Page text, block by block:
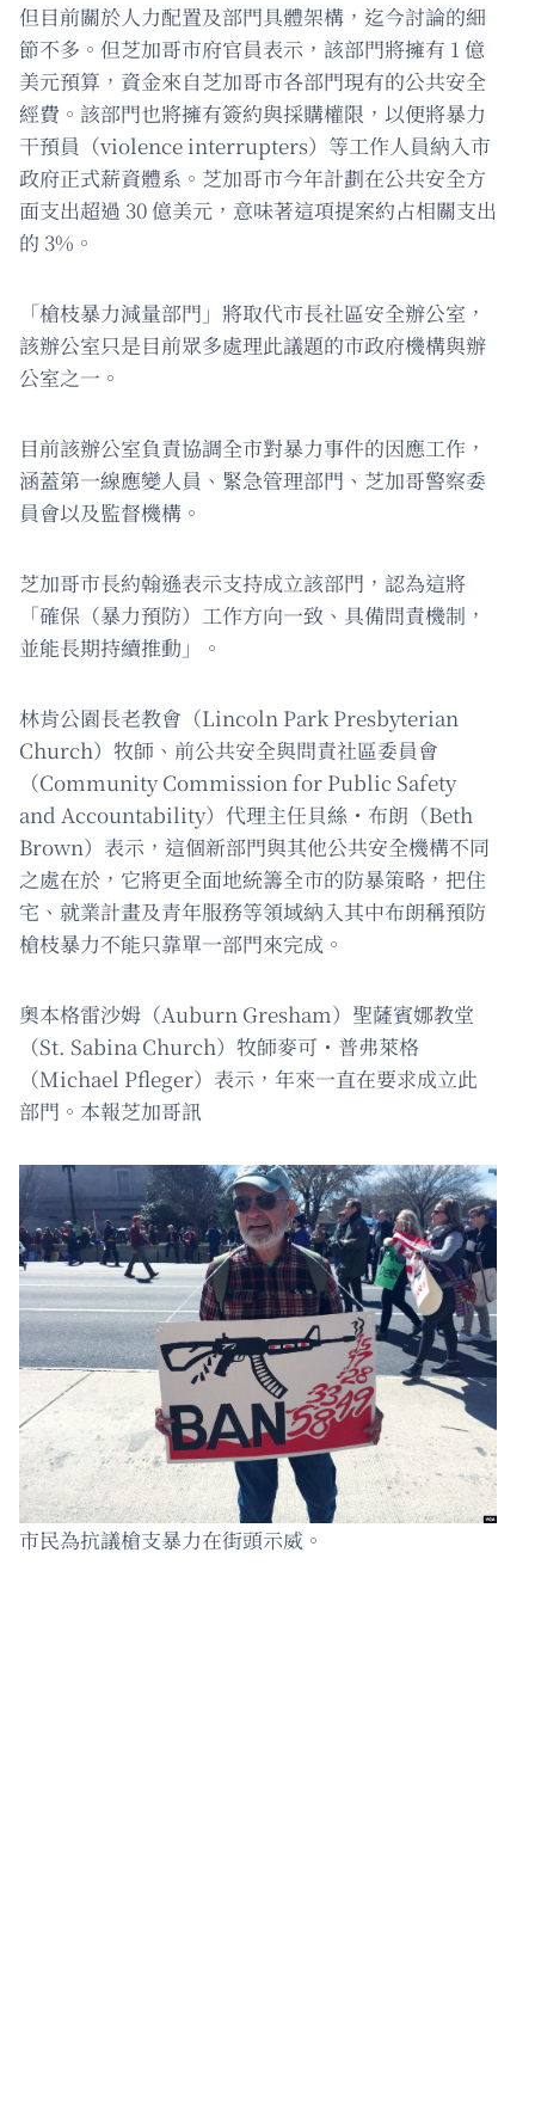
但目前關於人力配置及部門具體架構，迄今討論的細
節不多。但芝加哥市府官員表示，該部門將擁有 1 億
美元預算，資金來自芝加哥市各部門現有的公共安全
經費。該部門也將擁有簽約與採購權限，以便將暴力
干預員（violence interrupters）等工作人員納入市
政府正式薪資體系。芝加哥市今年計劃在公共安全方
面支出超過 30 億美元，意味著這項提案約占相關支出
的 3%。
「槍枝暴力減量部門」將取代市長社區安全辦公室，
該辦公室只是目前眾多處理此議題的市政府機構與辦
公室之一。
目前該辦公室負責協調全市對暴力事件的因應工作，
涵蓋第一線應變人員、緊急管理部門、芝加哥警察委
員會以及監督機構。
芝加哥市長約翰遜表示支持成立該部門，認為這將
「確保（暴力預防）工作方向一致、具備問責機制，
並能長期持續推動」。
林肯公園長老教會（Lincoln Park Presbyterian
Church）牧師、前公共安全與問責社區委員會
（Community Commission for Public Safety
and Accountability）代理主任貝絲・布朗（Beth
Brown）表示，這個新部門與其他公共安全機構不同
之處在於，它將更全面地統籌全市的防暴策略，把住
宅、就業計畫及青年服務等領域納入其中布朗稱預防
槍枝暴力不能只靠單一部門來完成。
奧本格雷沙姆（Auburn Gresham）聖薩賓娜教堂
（St. Sabina Church）牧師麥可・普弗萊格
（Michael Pfleger）表示，年來一直在要求成立此
部門。本報芝加哥訊
市民為抗議槍支暴力在街頭示威。